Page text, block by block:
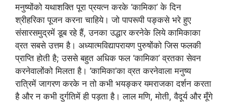
मनुष्योंको यथाशक्ति पूरा प्रयत्न करके ‘कामिका’ के दिन
श्रीहरिका पूजन करना चाहिये। जो पापरूपी पङ्कसे भरे हुए
संसारसमुद्रमें डूब रहे हैं, उनका उद्धार करनेके लिये कामिकाका
व्रत सबसे उत्तम है। अध्यात्मविद्यापरायण पुरुषोंको जिस फलकी
प्राप्ति होती है; उससे बहुत अधिक फल ‘कामिका’ व्रतका सेवन
करनेवालोंको मिलता है। ‘कामिका’का व्रत करनेवाला मनुष्य
रात्रिमें जागरण करके न तो कभी भयङ्कर यमराजका दर्शन करता
है और न कभी दुर्गतिमें ही पड़ता है। लाल मणि, मोती, वैदूर्य और मूँगे